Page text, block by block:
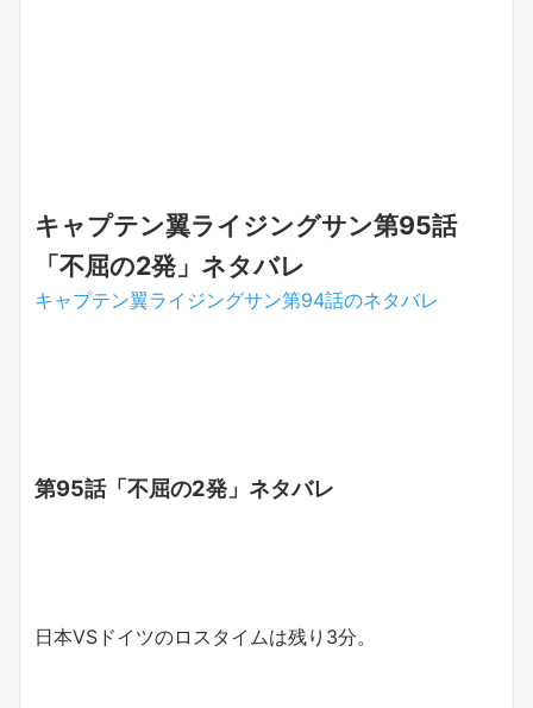
キャプテン翼ライジングサン第95話
「不屈の2発」ネタバレ
キャプテン翼ライジングサン第94話のネタバレ
第95話「不屈の2発」ネタバレ
日本VSドイツのロスタイムは残り3分。